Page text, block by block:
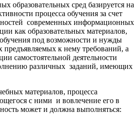
образовательных сред базируется на
процесса обучения за счет
современных информационных
как образовательных материалов,
под возможности и нужды
предъявляемых к нему требований, а
самостоятельной деятельности
различных заданий, имеющих
материалов, процесса
с ними и вовлечение его в
может и должна выполняться: